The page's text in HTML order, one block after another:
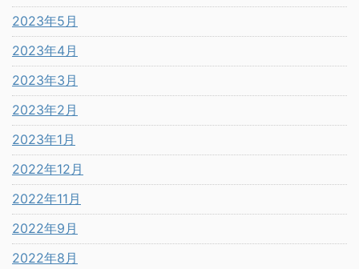
2023年5月
2023年4月
2023年3月
2023年2月
2023年1月
2022年12月
2022年11月
2022年9月
2022年8月